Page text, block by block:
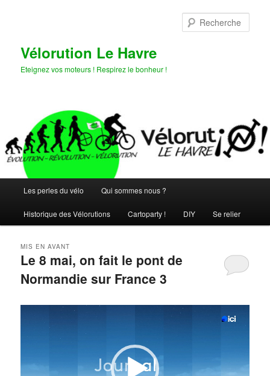
Vélorution Le Havre
Eteignez vos moteurs ! Respirez le bonheur !
principal
Les perles du vélo Qui sommes nous ?
Historique des Vélorutions Cartoparty ! DIY Se relier
Le 8 mai, on fait le pont de
Normandie sur France 3
MIS EN AVANT